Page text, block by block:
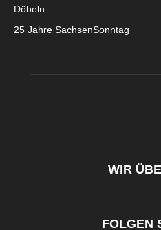
Döbeln
25 Jahre SachsenSonntag
WIR
FOLGEN